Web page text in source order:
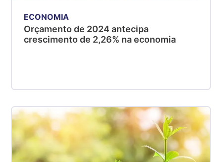
ECONOMIA
Orçamento de 2024 antecipa
crescimento de 2,26% na economia